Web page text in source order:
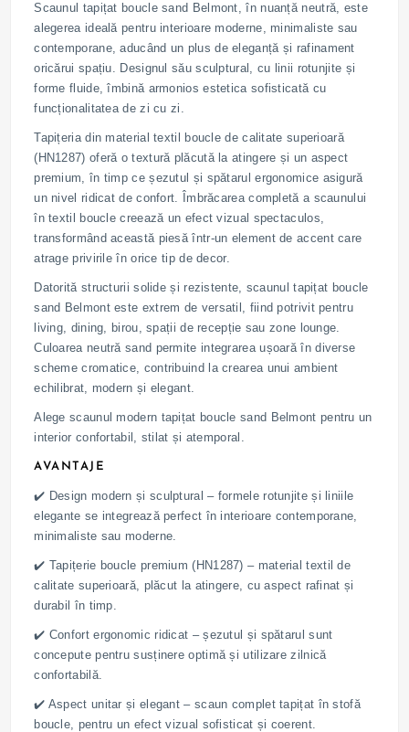
Scaunul tapițat boucle sand Belmont, în nuanță neutră, este
alegerea ideală pentru interioare moderne, minimaliste sau
contemporane, aducând un plus de eleganță și rafinament
oricărui spațiu. Designul său sculptural, cu linii rotunjite și
forme fluide, îmbină armonios estetica sofisticată cu
funcționalitatea de zi cu zi.
Tapițeria din material textil boucle de calitate superioară
(HN1287) oferă o textură plăcută la atingere și un aspect
premium, în timp ce șezutul și spătarul ergonomice asigură
un nivel ridicat de confort. Îmbrăcarea completă a scaunului
în textil boucle creează un efect vizual spectaculos,
transformând această piesă într-un element de accent care
atrage privirile în orice tip de decor.
Datorită structurii solide și rezistente, scaunul tapițat boucle
sand Belmont este extrem de versatil, fiind potrivit pentru
living, dining, birou, spații de recepție sau zone lounge.
Culoarea neutră sand permite integrarea ușoară în diverse
scheme cromatice, contribuind la crearea unui ambient
echilibrat, modern și elegant.
Alege scaunul modern tapițat boucle sand Belmont pentru un
interior confortabil, stilat și atemporal.
AVANTAJE
✔️ Design modern și sculptural – formele rotunjite și liniile
elegante se integrează perfect în interioare contemporane,
minimaliste sau moderne.
✔️ Tapițerie boucle premium (HN1287) – material textil de
calitate superioară, plăcut la atingere, cu aspect rafinat și
durabil în timp.
✔️ Confort ergonomic ridicat – șezutul și spătarul sunt
concepute pentru susținere optimă și utilizare zilnică
confortabilă.
✔️ Aspect unitar și elegant – scaun complet tapițat în stofă
boucle, pentru un efect vizual sofisticat și coerent.